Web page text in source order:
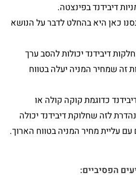
דיבידנד בפינצטה.
כאן היא בהחלט לדבר על הנושא
דיבידנד יכולות להסב ערך
זה שמחיר המניה יעלה בטווח
כדוגמת קוקה קולה או
לזה שחלוקת דיבידנד יכולה
עם עליית מחיר המניה בטווח הארוך.